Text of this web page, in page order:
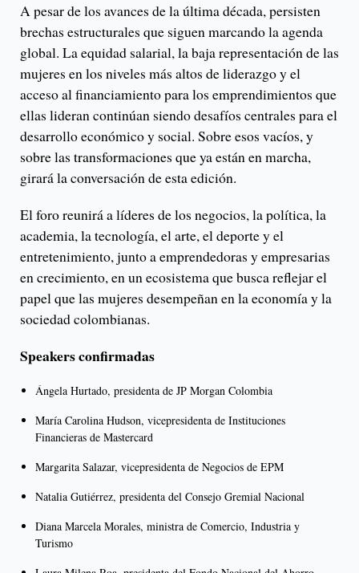
A pesar de los avances de la última década, persisten
brechas estructurales que siguen marcando la agenda
global. La equidad salarial, la baja representación de las
mujeres en los niveles más altos de liderazgo y el
acceso al financiamiento para los emprendimientos que
ellas lideran continúan siendo desafíos centrales para el
desarrollo económico y social. Sobre esos vacíos, y
sobre las transformaciones que ya están en marcha,
girará la conversación de esta edición.
El foro reunirá a líderes de los negocios, la política, la
academia, la tecnología, el arte, el deporte y el
entretenimiento, junto a emprendedoras y empresarias
en crecimiento, en un ecosistema que busca reflejar el
papel que las mujeres desempeñan en la economía y la
sociedad colombianas.
Speakers confirmadas
Ángela Hurtado, presidenta de JP Morgan Colombia
María Carolina Hudson, vicepresidenta de Instituciones
Financieras de Mastercard
Margarita Salazar, vicepresidenta de Negocios de EPM
Natalia Gutiérrez, presidenta del Consejo Gremial Nacional
Diana Marcela Morales, ministra de Comercio, Industria y
Turismo